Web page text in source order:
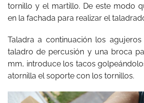
tornillo y el martillo. De este modo
en la fachada para realizar el
Taladra a continuación los
taladro de percusión y una broca
mm, introduce los tacos
atornilla el soporte con los tornillos.